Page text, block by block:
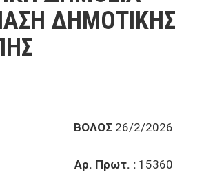
ΔΗΜΟΤΙΚΗΣ
ΒΟΛΟΣ 26/2/2026
Αρ. Πρωτ. : 15360